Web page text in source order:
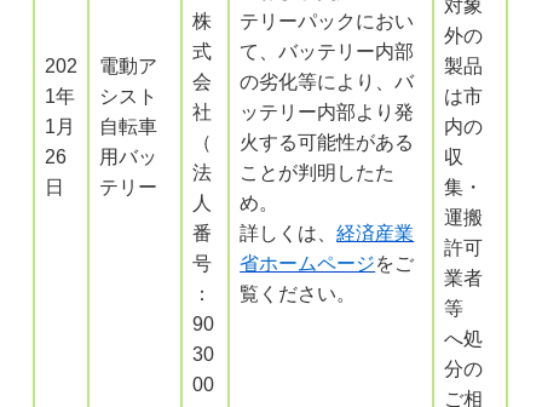
202
1年
1月
26
日
電動ア
シスト
自転車
用バッ
テリー
株
式
会
社
（
法
人
番
号
：
90
30
00
テリーパックにおい
て、バッテリー内部
の劣化等により、バ
ッテリー内部より発
火する可能性がある
ことが判明したた
め。
詳しくは、経済産業
省ホームページをご
覧ください。
対象
外の
製品
は市
内の
収
集・
運搬
許可
業者
等
へ処
分の
ご相